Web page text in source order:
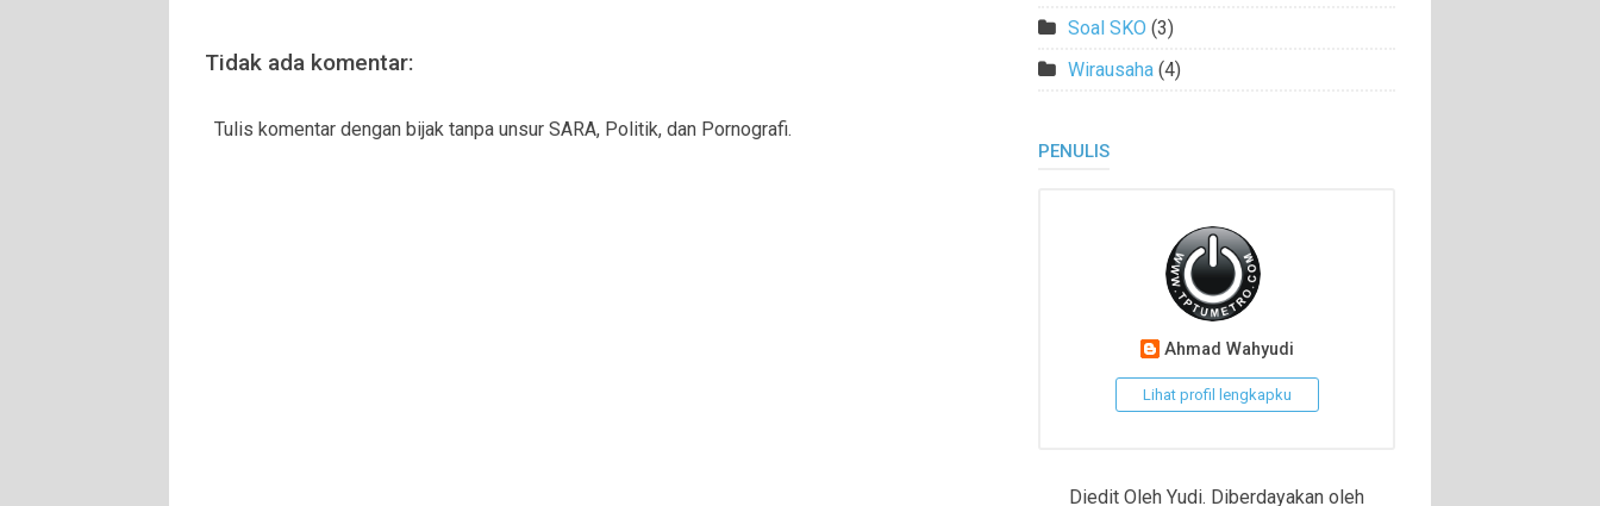
Tidak ada komentar:
Tulis komentar dengan bijak tanpa unsur SARA, Politik, dan Pornografi.
Soal SKO (3)
Wirausaha (4)
PENULIS
Ahmad Wahyudi
Lihat profil lengkapku
Diedit Oleh Yudi. Diberdayakan oleh